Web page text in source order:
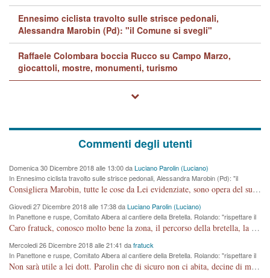
Ennesimo ciclista travolto sulle strisce pedonali,
Alessandra Marobin (Pd): "il Comune si svegli"
Raffaele Colombara boccia Rucco su Campo Marzo,
giocattoli, mostre, monumenti, turismo
Commenti degli utenti
Domenica 30 Dicembre 2018 alle 13:00 daLuciano Parolin (Luciano)
In Ennesimo ciclista travolto sulle strisce pedonali, Alessandra Marobin (Pd): "il
Comune si svegli"
Consigliera Marobin, tutte le cose da Lei evidenziate, sono opera del suo ex Assessore e compagno di Partito Antonio Marco Dalla Pozza Assessore alla "progettazione" di piste ciclabili e altre porcherie. A lui manderei il conto da saldare per incidenti e danni alle persone. E' ora che "finiamola." Avete perso rassegnatevi. qui IL SINDACO RUCCO NON C'ENTRA PER NIENTE. CAPITO!!!!!!!! Amen.
Giovedi 27 Dicembre 2018 alle 17:38 daLuciano Parolin (Luciano)
In Panettone e ruspe, Comitato Albera al cantiere della Bretella. Rolando: "rispettare il
cronoprogramma"
Caro fratuck, conosco molto bene la zona, il percorso della bretella, la situazione dei cittadini, abito in Viale Trento. A partire dal 2003 ho partecipato al Comitato di Maddalene pro bretella, e a riunioni propositive per apportare modifiche al progetto. Numerose mie foto del territorio sono arrivate a Roma, altri miei interventi (non graditi dalla Sx) sono stati pubblicati dal GdV, assieme ad altri come Ciro Asproso, ora favorevole alla bretella. Ho partecipato alla raccolta firme per la chiusura della strada x 5 giorni eseguita dal Sindaco Hullwech per sforamento 180 Micro/g. Pertanto come impegno per la tematica sono apposto con la coscienza. Ora il Progetto è partito, fine! Voglio dire che la nuova Giunta "comunale" non c'entra più. L'opera sarà "malauguratamente" eseguita, ma non con il mio placet. Il Consigliere Comunale dovrebbe capire che la campagna elettorale è finita, con buona pace di tutti. Quello che invece dovrebbe interessare è la proprietà della strada, dall'uscita autostradale Ovest, sino alla Rotatoria dell'Albara, vi sono tre possessori: Autostrade SpA; La Provincia, il Comune. Come la mettiamo per il futuro ? I costi, da 50 sono saliti a 100 milioni di € come dire 20 milioni a KM (!) da non credere. Comunque si farà. Ma nessuno canti Vittoria, anzi meglio non farne un ulteriore fatto "partitico" per questioni elettorali o di seggio. Se mi manda la sua mail, sono disponibile ad inviare i documenti e le foto sopra descritte. Con ossequi, Luciano Parolin
Mercoledi 26 Dicembre 2018 alle 21:41 dafratuck
In Panettone e ruspe, Comitato Albera al cantiere della Bretella. Rolando: "rispettare il
cronoprogramma"
Non sarà utile a lei dott. Parolin che di sicuro non ci abita, decine di migliaia di TIR, automobili e padroncini che passano quotidianamente per una strada appena rotabile, non è più possibile stendere i panni, attraversare la strada senza rischiare la morte, le case stanno crepando, i tempi sono cambiati e la bretella non passerà assolutamente per maddalene (ma cosa sta a dire?!), dia invece responsabilità a chi ha costruito tagliando la strada che doveva invece terminare a isola vicentina e non al moracchino lasciando Motta di Costabissara ancora in panne di traffico. I tempi sono cambiati dottore e se l'anagrafe della vita stagna nell'essere umano impressioni conservatrici, la società non le considera perchè va avanti, si industrializza e ha bisogno di infrastrutture e di sviluppo. Ultima considerazione, se è geloso di Rolando perchè vede in lui solo campagne politiche mentre si difendono i SOLI diritti dei cittadini, la preghiamo faccia considerazioni più appropriate. Saluti e complimenti per i suoi scritti.